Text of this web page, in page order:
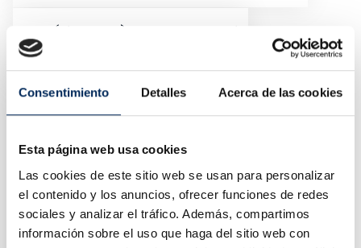
Consentimiento Detalles Acerca de las cookies
Esta página web usa cookies
Las cookies de este sitio web se usan para personalizar
el contenido y los anuncios, ofrecer funciones de redes
sociales y analizar el tráfico. Además, compartimos
información sobre el uso que haga del sitio web con
Pont Élévateur À Ciseaux Encastré
10/EQT-30SB-220
2 455,00 €Prix